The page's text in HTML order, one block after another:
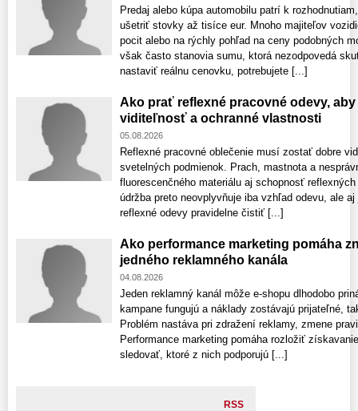
Predaj alebo kúpa automobilu patrí k
ušetriť stovky až tisíce eur. Mnoho majiteľov
pocit alebo na rýchly pohľad na ceny podobných
však často stanovia sumu, ktorá nezodpovedá
nastaviť reálnu cenovku, potrebujete [...]
Ako prať reflexné pracovné odevy,
viditeľnosť a ochranné vlastnosti
05.08.2026
Reflexné pracovné oblečenie musí zostať dobre
svetelných podmienok. Prach, mastnota a
fluorescenčného materiálu aj schopnosť
údržba preto neovplyvňuje iba vzhľad odevu, ale
reflexné odevy pravidelne čistiť [...]
Ako performance marketing pomáha
jedného reklamného kanála
04.08.2026
Jeden reklamný kanál môže e-shopu dlhodobo
kampane fungujú a náklady zostávajú prijateľné,
Problém nastáva pri zdražení reklamy, zmene
Performance marketing pomáha rozložiť
sledovať, ktoré z nich podporujú [...]
RSS